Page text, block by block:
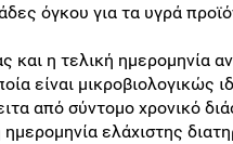
όγκου για τα υγρά
και η τελική ημερομηνία
είναι μικροβιολογικώς
από σύντομο χρονικό
ελάχιστης